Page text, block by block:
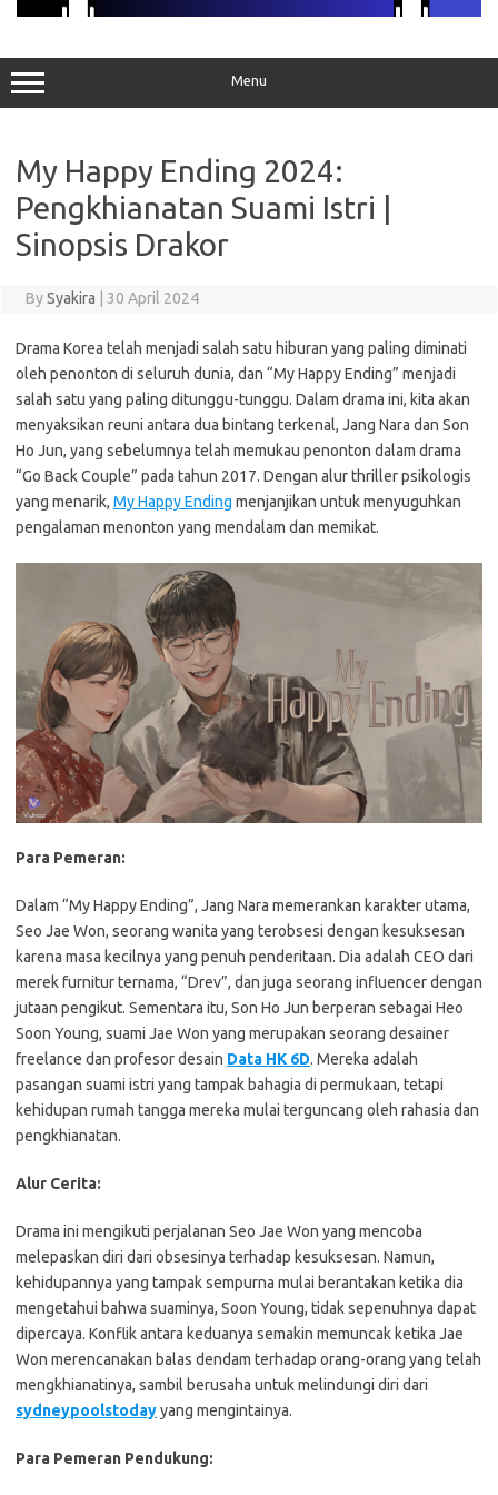
Menu
My Happy Ending 2024:
Pengkhianatan Suami Istri |
Sinopsis Drakor
BySyakira 30 April 2024
Drama Korea telah menjadi salah satu hiburan yang paling diminati
oleh penonton di seluruh dunia, dan “My Happy Ending” menjadi
salah satu yang paling ditunggu-tunggu. Dalam drama ini, kita akan
menyaksikan reuni antara dua bintang terkenal, Jang Nara dan Son
Ho Jun, yang sebelumnya telah memukau penonton dalam drama
“Go Back Couple” pada tahun 2017. Dengan alur thriller psikologis
yang menarik, My Happy Ending menjanjikan untuk menyuguhkan
pengalaman menonton yang mendalam dan memikat.
Para Pemeran:
Dalam “My Happy Ending”, Jang Nara memerankan karakter utama,
Seo Jae Won, seorang wanita yang terobsesi dengan kesuksesan
karena masa kecilnya yang penuh penderitaan. Dia adalah CEO dari
merek furnitur ternama, “Drev”, dan juga seorang influencer dengan
jutaan pengikut. Sementara itu, Son Ho Jun berperan sebagai Heo
Soon Young, suami Jae Won yang merupakan seorang desainer
freelance dan profesor desain Data HK 6D. Mereka adalah
pasangan suami istri yang tampak bahagia di permukaan, tetapi
kehidupan rumah tangga mereka mulai terguncang oleh rahasia dan
pengkhianatan.
Alur Cerita:
Drama ini mengikuti perjalanan Seo Jae Won yang mencoba
melepaskan diri dari obsesinya terhadap kesuksesan. Namun,
kehidupannya yang tampak sempurna mulai berantakan ketika dia
mengetahui bahwa suaminya, Soon Young, tidak sepenuhnya dapat
dipercaya. Konflik antara keduanya semakin memuncak ketika Jae
Won merencanakan balas dendam terhadap orang-orang yang telah
mengkhianatinya, sambil berusaha untuk melindungi diri dari
sydneypoolstodayyang mengintainya.
Para Pemeran Pendukung: